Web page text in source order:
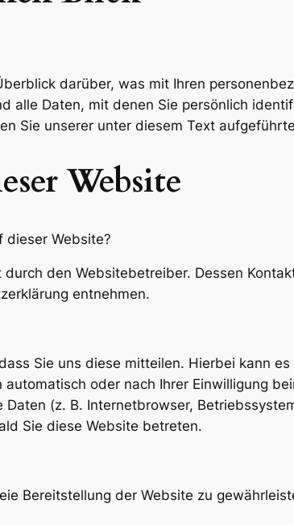
darüber, was mit Ihren
alle Daten, mit denen Sie persönlich
Sie unserer unter diesem Text
Website
dieser Website?
den Websitebetreiber. Dessen
entnehmen.
Sie uns diese mitteilen. Hierbei kann
oder nach Ihrer Einwilligung
(z. B. Internetbrowser,
Sie diese Website betreten.
Bereitstellung der Website zu